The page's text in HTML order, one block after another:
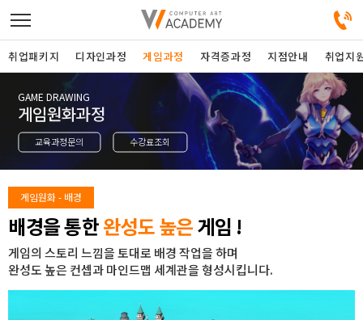
디자인정규과정
디자인단과과정
게임과정
자격증과정
커뮤니티
취업패키지 디자인과정 게임과정 자격증과정 지점안내 취업지
GAME DRAWING
게임원화과정
교육과정문의 수강료조회
게임원화 - 배경
배경을 통한완성도 높은게임 !
게임의 스토리 느낌을 토대로 배경 작업을 하며
완성도 높은 컨셉과 마인드맵 세계관을 형성시킵니다.